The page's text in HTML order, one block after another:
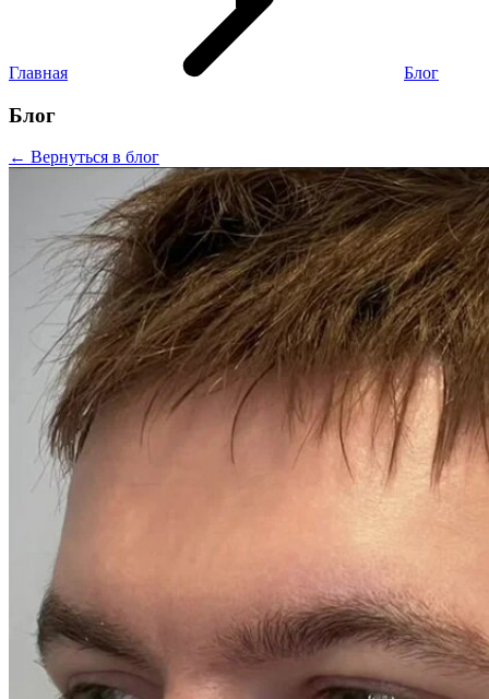
Главная Блог
Блог
← Вернуться в блог